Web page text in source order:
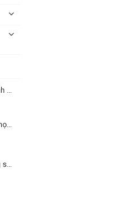
Bảng Giá Thiết Bị Vệ Sinh Caesar Mới Nhất Năm 2026 | Cập Nhật Liên Tục Tại BM8.VN
Tiêu chí để có thể lựa chọn được một chiếc vòi chậu rửa mặt Caesar phù hợp
Sen vòi Caesar có đáng sử dụng hay không?